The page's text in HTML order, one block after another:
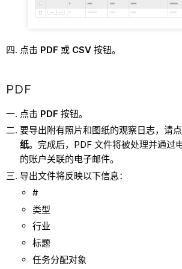
点击 PDF 或 CSV按钮。
PDF
点击 PDF 按钮。
要导出附有照片和图纸的观察日志，请
纸。完成后，PDF 文件将被处理并通过
的账户关联的电子邮件。
导出文件将反映以下信息：
#
类型
行业
标题
任务分配对象